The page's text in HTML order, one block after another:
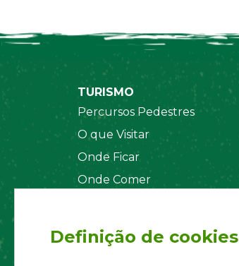
TURISMO
Percursos Pedestres
O que Visitar
Onde Ficar
Onde Comer
Definição de cookies